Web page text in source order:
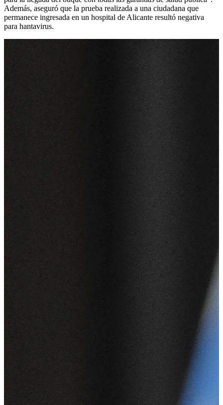
Además, aseguró que la prueba realizada a una ciudadana que
permanece ingresada en un hospital de Alicante resultó negativa
para hantavirus.